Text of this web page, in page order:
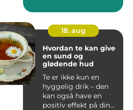
18. aug
Hvordan te kan give
en sund og
glødende hud
Te er ikke kun en
hyggelig drik – den
kan også have en
positiv effekt på din